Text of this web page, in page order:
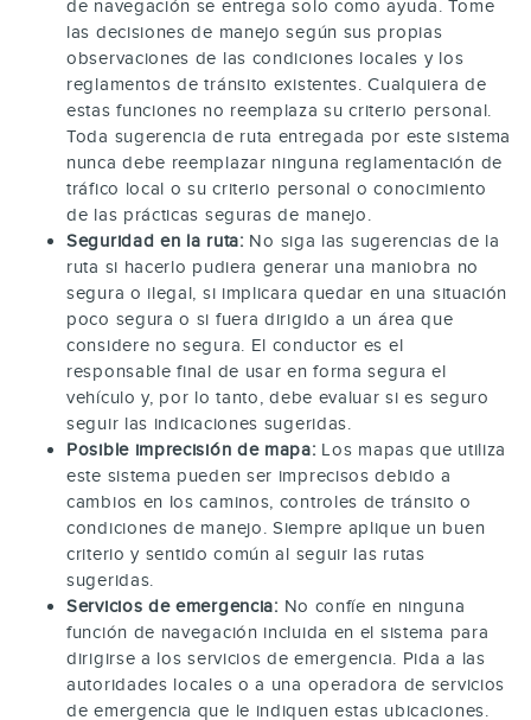
de navegación se entrega solo como ayuda. Tome
las decisiones de manejo según sus propias
observaciones de las condiciones locales y los
reglamentos de tránsito existentes. Cualquiera de
estas funciones no reemplaza su criterio personal.
Toda sugerencia de ruta entregada por este sistema
nunca debe reemplazar ninguna reglamentación de
tráfico local o su criterio personal o conocimiento
de las prácticas seguras de manejo.
Seguridad en la ruta: No siga las sugerencias de la
ruta si hacerlo pudiera generar una maniobra no
segura o ilegal, si implicara quedar en una situación
poco segura o si fuera dirigido a un área que
considere no segura. El conductor es el
responsable final de usar en forma segura el
vehículo y, por lo tanto, debe evaluar si es seguro
seguir las indicaciones sugeridas.
Posible imprecisión de mapa: Los mapas que utiliza
este sistema pueden ser imprecisos debido a
cambios en los caminos, controles de tránsito o
condiciones de manejo. Siempre aplique un buen
criterio y sentido común al seguir las rutas
sugeridas.
Servicios de emergencia: No confíe en ninguna
función de navegación incluida en el sistema para
dirigirse a los servicios de emergencia. Pida a las
autoridades locales o a una operadora de servicios
de emergencia que le indiquen estas ubicaciones.